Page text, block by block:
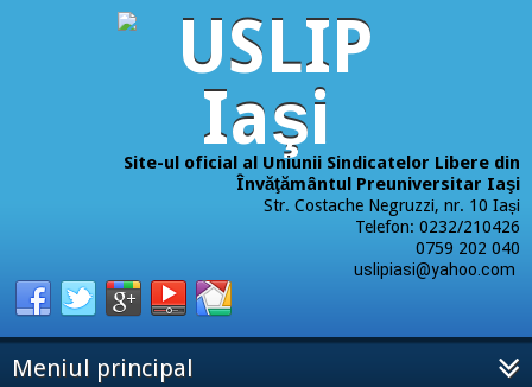
Site-ul oficial al Uniunii Sindicatelor Libere din
Învăţământul Preuniversitar Iaşi
Str. Costache Negruzzi, nr. 10 Iași
Telefon: 0232/210426
0759 202 040
uslipiasi@yahoo.com
Meniul principal